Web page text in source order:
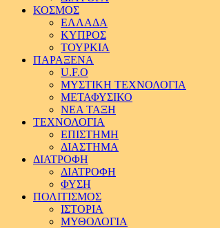
ΚΟΣΜΟΣ
ΕΛΛΑΔΑ
ΚΥΠΡΟΣ
ΤΟΥΡΚΙΑ
ΠΑΡΑΞΕΝΑ
U.F.O
ΜΥΣΤΙΚΗ ΤΕΧΝΟΛΟΓΙΑ
ΜΕΤΑΦΥΣΙΚΟ
ΝΕΑ ΤΑΞΗ
ΤΕΧΝΟΛΟΓΙΑ
ΕΠΙΣΤΗΜΗ
ΔΙΑΣΤΗΜΑ
ΔΙΑΤΡΟΦΗ
ΔΙΑΤΡΟΦΗ
ΦΥΣΗ
ΠΟΛΙΤΙΣΜΟΣ
ΙΣΤΟΡΙΑ
ΜΥΘΟΛΟΓΙΑ